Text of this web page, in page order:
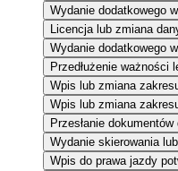
Wydanie dodatkowego
Licencja lub zmiana
Wydanie dodatkowego
Przedłużenie ważności
Wpis lub zmiana
Wpis lub zmiana
Przesłanie
Wydanie skierowania
Wpis do prawa jazdy